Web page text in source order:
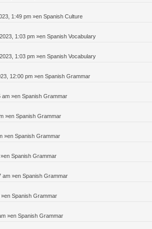
1:49 pm »en Spanish Culture
1:03 pm »en Spanish Vocabulary
1:03 pm »en Spanish Vocabulary
12:00 pm »en Spanish Grammar
am »en Spanish Grammar
»en Spanish Grammar
»en Spanish Grammar
Spanish Grammar
am »en Spanish Grammar
»en Spanish Grammar
»en Spanish Grammar